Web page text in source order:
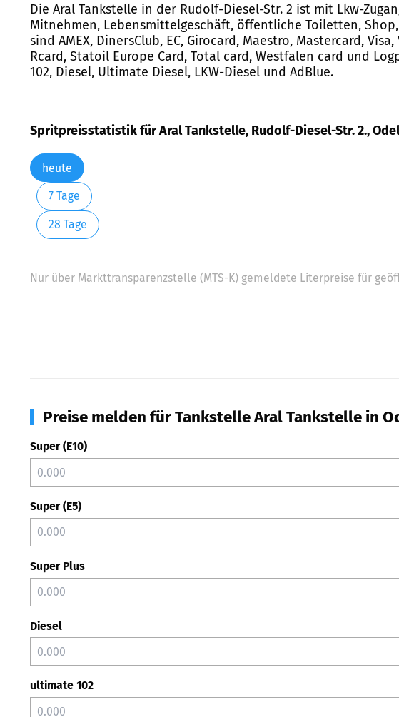
Die Aral Tankstelle in der Rudolf-Diesel-Str. 2 ist mit Lkw-
Mitnehmen, Lebensmittelgeschäft, öffentliche Toiletten,
sind AMEX, DinersClub, EC, Girocard, Maestro, Mastercard,
Rcard, Statoil Europe Card, Total card, Westfalen card und
102, Diesel, Ultimate Diesel, LKW-Diesel und AdBlue.
Spritpreisstatistik für Aral Tankstelle, Rudolf-Diesel-Str. 2.,
heute
7 Tage
28 Tage
Nur über Markttransparenzstelle (MTS-K) gemeldete Literpreise für
Preise melden für Tankstelle Aral Tankstelle in
Super (E10)
Super (E5)
Super Plus
Diesel
ultimate 102